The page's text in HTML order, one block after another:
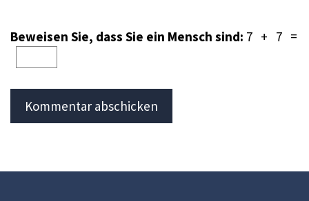
Beweisen Sie, dass Sie ein Mensch sind: 7 + 7 =